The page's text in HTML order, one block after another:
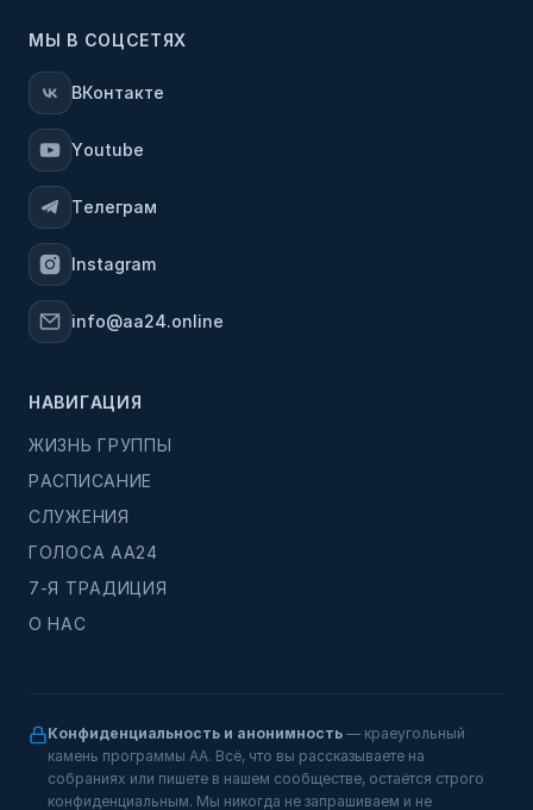
МЫ В СОЦСЕТЯХ
ВКонтакте
Youtube
Телеграм
Instagram
info@aa24.online
НАВИГАЦИЯ
ЖИЗНЬ ГРУППЫ
РАСПИСАНИЕ
СЛУЖЕНИЯ
ГОЛОСА АА24
7-Я ТРАДИЦИЯ
О НАС
Конфиденциальность и анонимность — краеугольный
камень программы АА. Всё, что вы рассказываете на
собраниях или пишете в нашем сообществе, остаётся строго
конфиденциальным. Мы никогда не запрашиваем и не